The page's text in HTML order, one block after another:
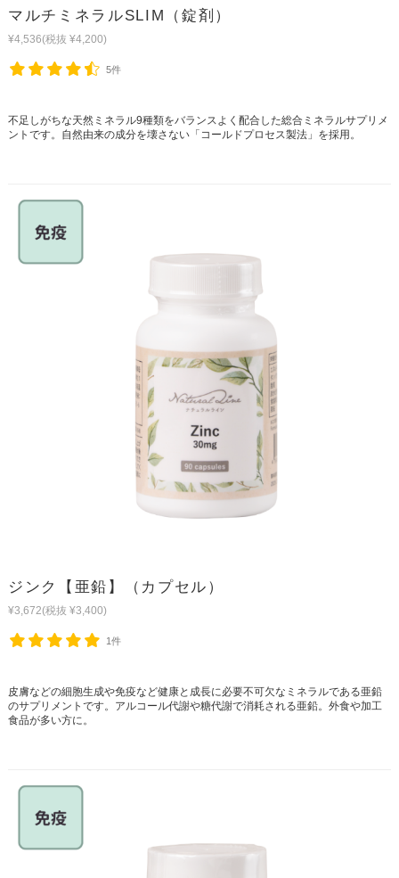
マルチミネラルSLIM（錠剤）
¥4,536(税抜 ¥4,200)
5件
不足しがちな天然ミネラル9種類をバランスよく配合した総合ミネラルサプリメ
ントです。自然由来の成分を壊さない「コールドプロセス製法」を採用。
ジンク【亜鉛】（カプセル）
¥3,672(税抜 ¥3,400)
1件
皮膚などの細胞生成や免疫など健康と成長に必要不可欠なミネラルである亜鉛
のサプリメントです。アルコール代謝や糖代謝で消耗される亜鉛。外食や加工
食品が多い方に。